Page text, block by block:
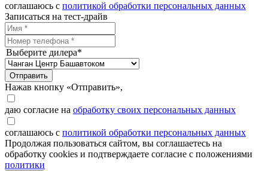
соглашаюсь с политикой обработки персональных данных
Записаться на тест-драйв
Выберите дилера*
Отправить
Нажав кнопку «Отправить»,
даю согласие на обработку своих персональных данных
соглашаюсь с политикой обработки персональных данных
Продолжая пользоваться сайтом, вы соглашаетесь на
обработку cookies и подтверждаете согласие с положениями
политики